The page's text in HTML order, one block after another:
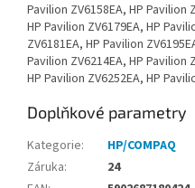
Pavilion ZV6158EA, HP Pavilion
HP Pavilion ZV6179EA, HP
ZV6181EA, HP Pavilion
Pavilion ZV6214EA, HP Pavilion
HP Pavilion ZV6252EA, HP
Doplňkové parametry
Kategorie:
HP/COMPAQ
Záruka:
24